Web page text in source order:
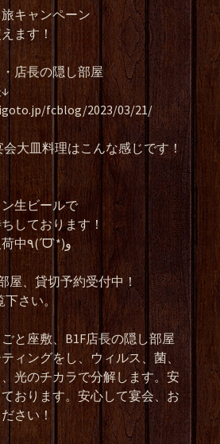
キャンペーン
ます！
店長の隠し部屋
fcblog/2023/03/21/
大皿料理はこんな感じです！
生ビールで
しております！
新酒日本酒続々入荷中٩(ˊᗜˋ*)و
屋、貸切予約受付中！
下さい。
と座敷、B1F店長の隠し部屋
ィングをし、ウィルス、菌、
光のチカラで分解します。安
おります。安心して宴会、お
さい！